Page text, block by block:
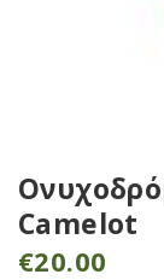
Camelot
€20.00